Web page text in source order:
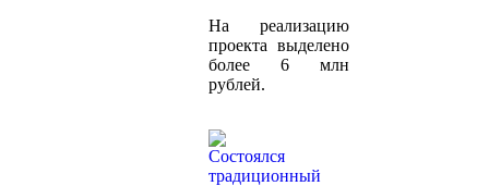
На реализацию
проекта выделено
более 6 млн
рублей.